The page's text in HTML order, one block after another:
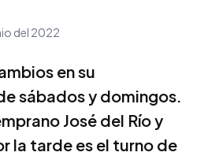
del 2022
en su
sábados y domingos.
José del Río y
la tarde es el turno de